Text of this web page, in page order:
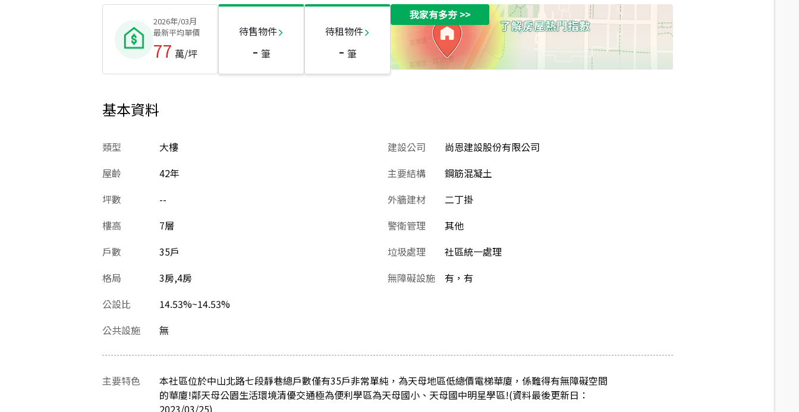
2026年/03月
最新平均單價
77 萬/坪
待售物件
- 筆
待租物件
- 筆
我家有多夯>>
基本資料
類型
大樓
屋齡
42年
坪數
--
樓高
7層
戶數
35戶
格局
3房,4房
公設比
14.53%~14.53%
建設公司
尚恩建設股份有限公司
主要結構
鋼筋混凝土
外牆建材
二丁掛
警衛管理
其他
垃圾處理
社區統一處理
無障礙設施
有，有
公共設施 無
主要特色
本社區位於中山北路七段靜巷總戶數僅有35戶非常單純，為天母地區低總價電梯華廈，係難得有無障礙空間
的華廈!鄰天母公園生活環境清優交通極為便利學區為天母國小、天母國中明星學區!(資料最後更新日：